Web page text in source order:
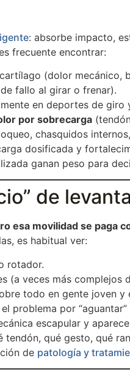
: absorbe impacto,
frecuente encontrar:
(dolor mecánico,
fallo al girar o frenar).
en deportes de giro
por sobrecarga
chasquidos
dosificada y
ganan peso para
de
esa movilidad se paga
es habitual ver:
rotador.
(a veces más complejos
todo en gente joven
problema por
escapular y
qué gesto, qué
de patología y